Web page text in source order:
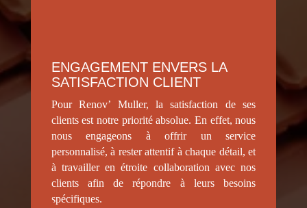
ENGAGEMENT ENVERS LA
SATISFACTION CLIENT
Pour Renov’ Muller, la satisfaction de ses
clients est notre priorité absolue. En effet, nous
nous engageons à offrir un service
personnalisé, à rester attentif à chaque détail, et
à travailler en étroite collaboration avec nos
clients afin de répondre à leurs besoins
spécifiques.